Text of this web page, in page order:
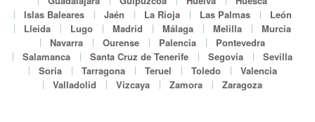
Islas Baleares
Jaén La Rioja Las Palmas
León
Lleida
Lugo Madrid Málaga Melilla
Murcia
Navarra
Ourense Palencia
Pontevedra
Salamanca
Santa Cruz de Tenerife Segovia
Sevilla
Soria
Tarragona Teruel Toledo
Valencia
Valladolid
Vizcaya Zamora Zaragoza